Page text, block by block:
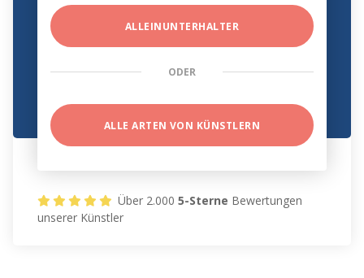
ALLEINUNTERHALTER
ODER
ALLE ARTEN VON KÜNSTLERN
Über 2.0005-Sterne Bewertungen
unserer Künstler